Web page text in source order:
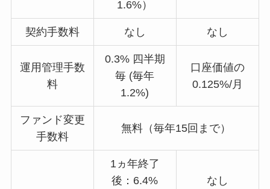
1.6%）
契約手数料 なし なし
運用管理手数
料
0.3% 四半期
毎 (毎年
1.2%)
口座価値の
0.125%/月
ファンド変更
手数料
無料（毎年15回まで）
1ヵ年終了
後：6.4%
なし